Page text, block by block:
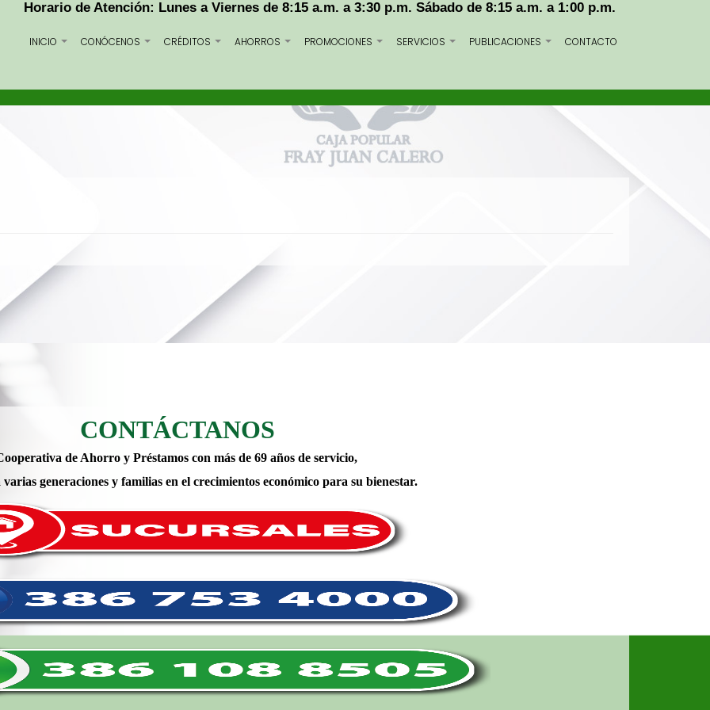
Horario de Atención: Lunes a Viernes de 8:15 a.m. a 3:30 p.m. Sábado de 8:15 a.m. a 1:00 p.m.
+
INICIO +
CONÓCENOS +
CRÉDITOS +
AHORROS +
PROMOCIONES +
SERVICIOS +
PUBLICACIONES CONTACTO
CONTÁCTANOS
de Ahorro y Préstamos con más de 69 años de servicio,
generaciones y familias en el crecimientos económico para su bienestar.